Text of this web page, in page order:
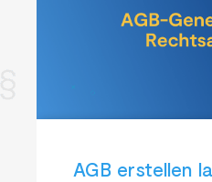
AGB erstellen